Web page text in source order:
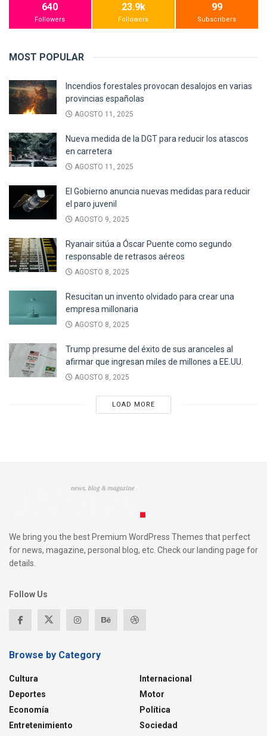
640
Followers
23.9k
Followers
99
Subscribers
MOST POPULAR
Incendios forestales provocan desalojos en varias
provincias españolas
AGOSTO 11, 2025
Nueva medida de la DGT para reducir los atascos
en carretera
AGOSTO 11, 2025
El Gobierno anuncia nuevas medidas para reducir
el paro juvenil
AGOSTO 9, 2025
Ryanair sitúa a Óscar Puente como segundo
responsable de retrasos aéreos
AGOSTO 8, 2025
Resucitan un invento olvidado para crear una
empresa millonaria
AGOSTO 8, 2025
Trump presume del éxito de sus aranceles al
afirmar que ingresan miles de millones a EE.UU.
AGOSTO 8, 2025
LOAD MORE
We bring you the best Premium WordPress Themes that perfect
for news, magazine, personal blog, etc. Check our landing page for
details.
Follow Us
Browse by Category
Cultura
Deportes
Economía
Entretenimiento
Internacional
Motor
Política
Sociedad